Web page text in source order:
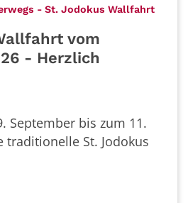
- St. Jodokus Wallfahrt
vom
- Herzlich
September bis zum 11.
traditionelle St. Jodokus